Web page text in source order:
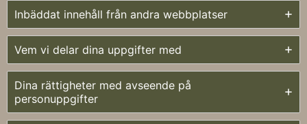
Inbäddat innehåll från andra webbplatser
Vem vi delar dina uppgifter med
Dina rättigheter med avseende på
personuppgifter